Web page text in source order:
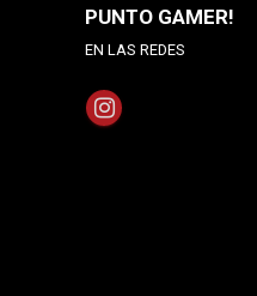
PUNTO GAMER!
EN LAS REDES